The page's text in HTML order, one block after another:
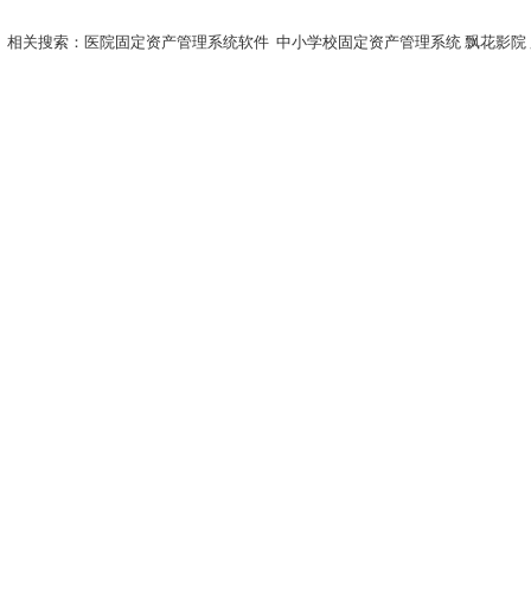
相关搜索： 医院固定资产管理系统软件 中小学校固定资产管理系统 飘花影院